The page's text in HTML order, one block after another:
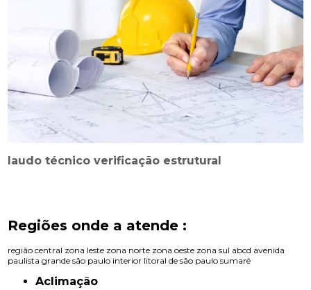
laudo técnico verificação estrutural
Regiões onde a atende :
região central zona leste zona norte zona oeste zona sul abcd avenida
paulista grande são paulo interior litoral de são paulo sumaré
Aclimação